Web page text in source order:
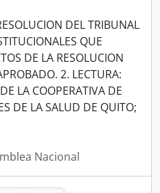
DEL TRIBUNAL
QUE
DE LA RESOLUCION
2. LECTURA:
LA COOPERATIVA DE
DE LA SALUD DE QUITO;
Nacional